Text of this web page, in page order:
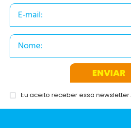
ENVIAR
Eu aceito receber essa newsletter.